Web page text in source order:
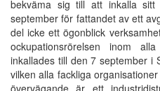
bekväma sig till att inkalla sitt
september för fattandet av ett
del icke ett ögonblick
ockupationsrörelsen inom
inkallades till den 7 september i
vilken alla fackliga
övervägande är ett